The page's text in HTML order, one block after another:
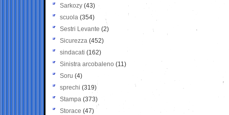
Sarkozy (43)
scuola (354)
Sestri Levante (2)
Sicurezza (452)
sindacati (162)
Sinistra arcobaleno (11)
Soru (4)
sprechi (319)
Stampa (373)
Storace (47)